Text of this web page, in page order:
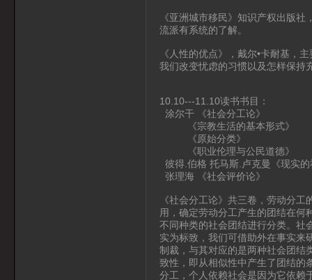
《亚洲城市移民》知识产权出版
流派有系统的了解。
《人性的优点》，戴尔•卡耐基，
我们改变忧虑的习惯以及怎样保持
10.10---11.10读书书目：
涂尔干 《社会分工论》
《宗教生活的基本形式》
《原始分类》
《职业伦理与公民道德》
彼得.伯格 托马斯.卢克曼《现实
张理海 《社会评价论》
《社会分工论》共三卷，劳动分
用，确定劳动分工产生的团结在何
不同种类的社会团结进行分类。社
实为标致，我们可借助外在事实来
制裁，与其对应的是两种社会团结
致性，即从相似性中产生了团结的
分工，个人依赖社会是因为它依赖